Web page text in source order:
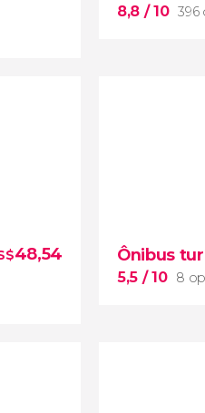
da
8,8 / 10 396
48,54 Ônibus
5,5 / 10 8